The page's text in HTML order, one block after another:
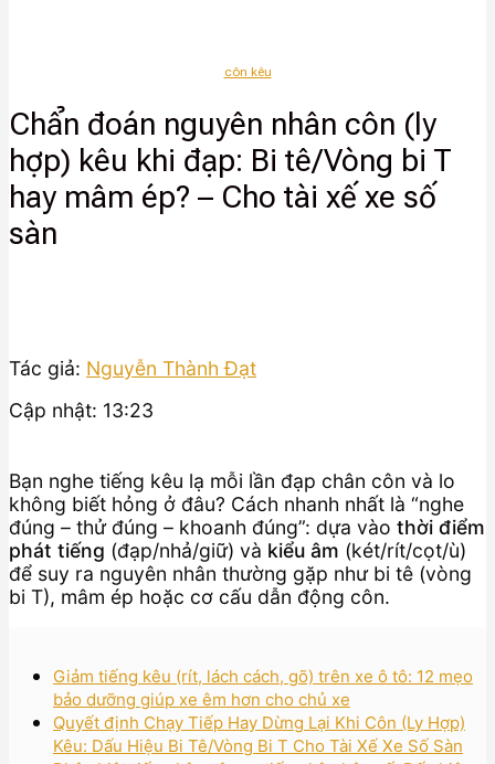
côn kêu
Chẩn đoán nguyên nhân côn (ly
hợp) kêu khi đạp: Bi tê/Vòng bi T
hay mâm ép? – Cho tài xế xe số
sàn
Tác giả: Nguyễn Thành Đạt
Cập nhật: 13:23
Bạn nghe tiếng kêu lạ mỗi lần đạp chân côn và lo
không biết hỏng ở đâu? Cách nhanh nhất là “nghe
đúng – thử đúng – khoanh đúng”: dựa vào thời điểm
phát tiếng (đạp/nhả/giữ) và kiểu âm (két/rít/cọt/ù)
để suy ra nguyên nhân thường gặp như bi tê (vòng
bi T), mâm ép hoặc cơ cấu dẫn động côn.
Giảm tiếng kêu (rít, lách cách, gõ) trên xe ô tô: 12 mẹo
bảo dưỡng giúp xe êm hơn cho chủ xe
Quyết định Chạy Tiếp Hay Dừng Lại Khi Côn (Ly Hợp)
Kêu: Dấu Hiệu Bi Tê/Vòng Bi T Cho Tài Xế Xe Số Sàn